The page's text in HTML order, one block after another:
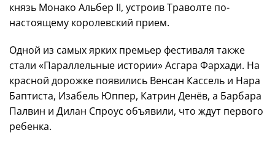
князь Монако Альбер II, устроив Траволте по-
настоящему королевский прием.
Одной из самых ярких премьер фестиваля также
стали «Параллельные истории» Асгара Фархади. На
красной дорожке появились Венсан Кассель и Нара
Баптиста, Изабель Юппер, Катрин Денёв, а Барбара
Палвин и Дилан Спроус объявили, что ждут первого
ребенка.